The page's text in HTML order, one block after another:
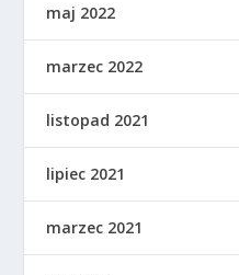
maj 2022
marzec 2022
listopad 2021
lipiec 2021
marzec 2021